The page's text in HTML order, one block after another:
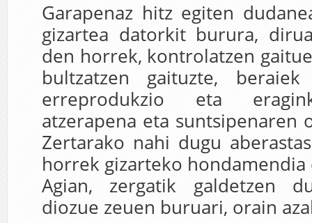
Garapenaz hitz egiten
gizartea datorkit burura,
den horrek, kontrolatzen
bultzatzen gaituzte,
erreprodukzio eta
atzerapena eta suntsipenaren
Zertarako nahi dugu
horrek gizarteko hondamendia
Agian, zergatik galdetzen
diozue zeuen buruari, orain